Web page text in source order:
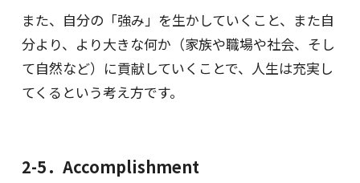
また、自分の「強み」を生かしていくこと、また自
分より、より大きな何か（家族や職場や社会、そし
て自然など）に貢献していくことで、人生は充実し
てくるという考え方です。
2-5．Accomplishment